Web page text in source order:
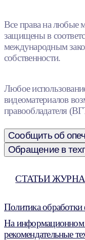
Все права на любые
защищены в
международным
собственности.
Любое
видеоматериалов
правообладателя
Сообщить об
Обращение в
СТАТЬИ
Политика
На информационном
рекомендательные